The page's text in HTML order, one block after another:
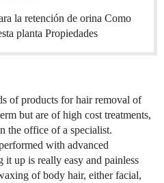
la retención de orina Como
planta Propiedades
of products for hair removal of
but are of high cost treatments,
the office of a specialist.
with advanced
up is really easy and painless
of body hair, either facial,